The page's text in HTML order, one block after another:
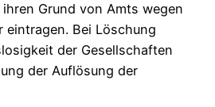
Grund von Amts wegen
eintragen. Bei Löschung
der Gesellschaften
der Auflösung der